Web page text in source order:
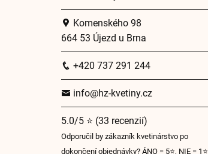
Komenského 98
664 53 Újezd u Brna
+420 737 291 244
info@hz-kvetiny.cz
5.0/5 ⭐ (33 recenzií)
Odporučil by zákazník kvetinárstvo po
dokončení objednávky? ÁNO = 5⭐, NIE = 1⭐